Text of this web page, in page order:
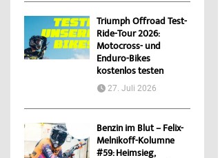
Triumph Offroad Test-
Ride-Tour 2026:
Motocross- und
Enduro-Bikes
kostenlos testen
27. Juli 2026
Benzin im Blut – Felix-
Melnikoff-Kolumne
#59: Heimsieg,